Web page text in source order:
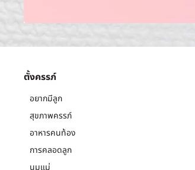
ตั้งครรภ์
อยากมีลูก
สุขภาพครรภ์
อาหารคนท้อง
การคลอดลูก
นมแม่